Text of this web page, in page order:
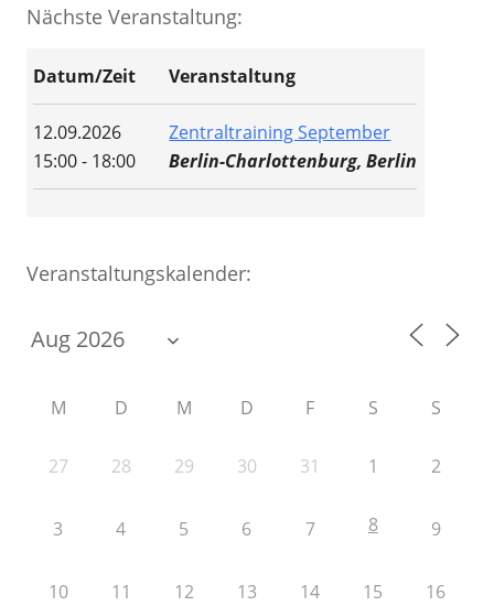
Nächste Veranstaltung:
Datum/Zeit Veranstaltung
12.09.2026
15:00 - 18:00
Zentraltraining September
Berlin-Charlottenburg, Berlin
Veranstaltungskalender:
M D M D F S S
27 28 29 30 31 1 2
3 4 5 6 7 8 9
10 11 12 13 14 15 16